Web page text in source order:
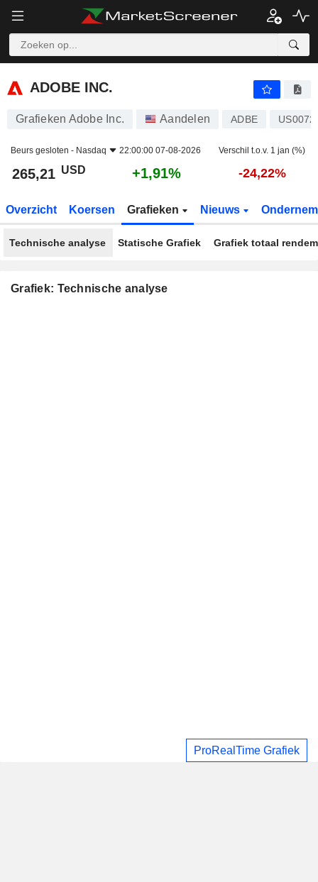
ADOBE INC.
ADOBE INC.
Grafieken Adobe Inc. Aandelen ADBE
Beurs gesloten - Nasdaq 22:00:00 07-08-2026 Verschil t.o.v. 1 jan (%)
265,21 USD +1,91% -24,22%
Overzicht Koersen Grafieken Nieuws
Technische analyse Statische Grafiek Grafiek totaal
Grafiek: Technische analyse
ProRealTime Grafiek